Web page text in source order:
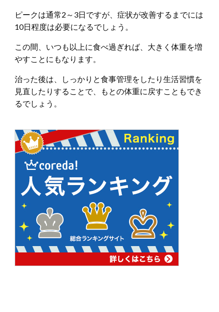
ピークは通常2～3日ですが、症状が改善するまでには
10日程度は必要になるでしょう。
この間、いつも以上に食べ過ぎれば、大きく体重を増
やすことにもなります。
治った後は、しっかりと食事管理をしたり生活習慣を
見直したりすることで、もとの体重に戻すこともでき
るでしょう。